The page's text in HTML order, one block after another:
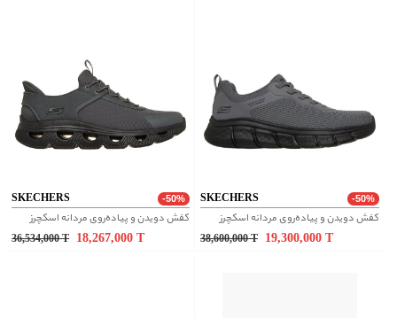
SKECHERS -50%
کفش دویدن و پیاده‌روی مردانه اسکچرز
36,534,000 T 18,267,000
SKECHERS -50%
کفش دویدن و پیاده‌روی مردانه اسکچرز
38,600,000 T 19,300,000